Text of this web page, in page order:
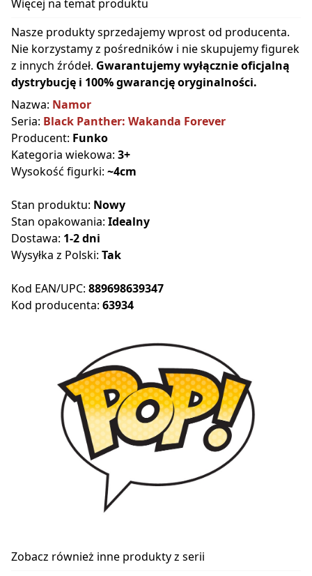
Więcej na temat produktu
Nasze produkty sprzedajemy wprost od producenta.
Nie korzystamy z pośredników i nie skupujemy figurek
z innych źródeł. Gwarantujemy wyłącznie oficjalną
dystrybucję i 100% gwarancję oryginalności.
Nazwa: Namor
Seria: Black Panther: Wakanda Forever
Producent: Funko
Kategoria wiekowa: 3+
Wysokość figurki: ~4cm
Stan produktu: Nowy
Stan opakowania: Idealny
Dostawa: 1-2 dni
Wysyłka z Polski: Tak
Kod EAN/UPC: 889698639347
Kod producenta: 63934
Zobacz również inne produkty z serii